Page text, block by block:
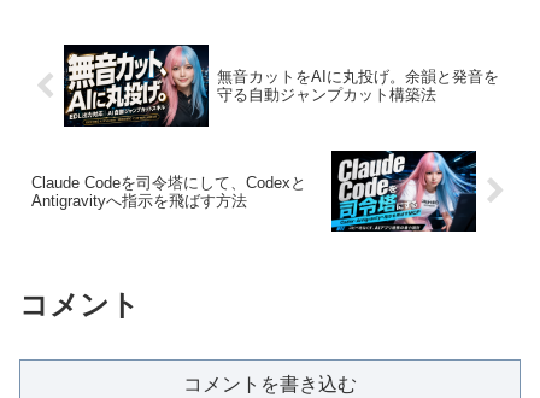
無音カットをAIに丸投げ。余韻と発音を
守る自動ジャンプカット構築法
Claude Codeを司令塔にして、Codexと
Antigravityへ指示を飛ばす方法
コメント
コメントを書き込む